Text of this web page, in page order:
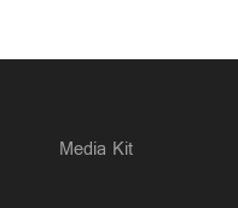
Media Kit